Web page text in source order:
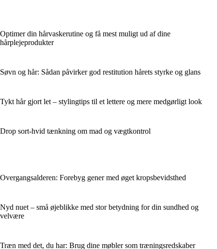
Optimer din hårvaskerutine og få mest muligt ud af dine
hårplejeprodukter
Søvn og hår: Sådan påvirker god restitution hårets styrke og glans
Tykt hår gjort let – stylingtips til et lettere og mere medgørligt look
Drop sort-hvid tænkning om mad og vægtkontrol
Overgangsalderen: Forebyg gener med øget kropsbevidsthed
Nyd nuet – små øjeblikke med stor betydning for din sundhed og
velvære
Træn med det, du har: Brug dine møbler som træningsredskaber